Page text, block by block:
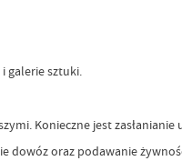
galerie sztuki.
Konieczne jest
dowóz oraz podawanie